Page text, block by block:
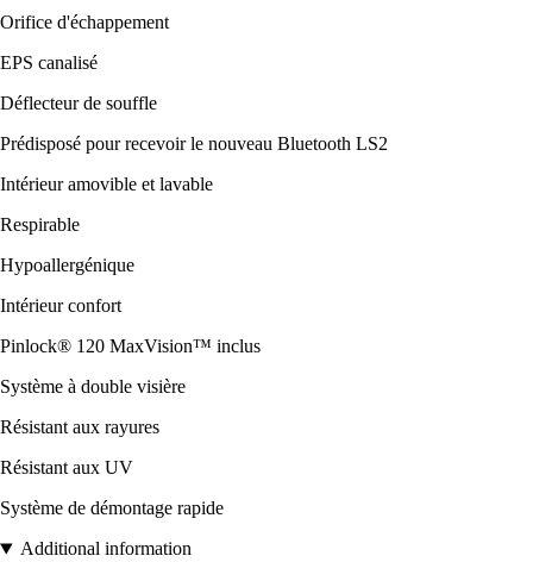
Orifice d'échappement
EPS canalisé
Déflecteur de souffle
Prédisposé pour recevoir le nouveau Bluetooth LS2
Intérieur amovible et lavable
Respirable
Hypoallergénique
Intérieur confort
Pinlock® 120 MaxVision™ inclus
Système à double visière
Résistant aux rayures
Résistant aux UV
Système de démontage rapide
Additional information